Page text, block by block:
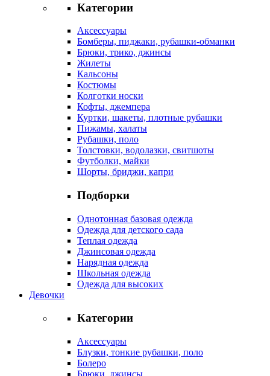
Категории
Аксессуары
Бомберы, пиджаки, рубашки-обманки
Брюки, трико, джинсы
Жилеты
Кальсоны
Костюмы
Колготки носки
Кофты, джемпера
Куртки, шакеты, плотные рубашки
Пижамы, халаты
Рубашки, поло
Толстовки, водолазки, свитшоты
Футболки, майки
Шорты, бриджи, капри
Подборки
Однотонная базовая одежда
Одежда для детского сада
Теплая одежда
Джинсовая одежда
Нарядная одежда
Школьная одежда
Одежда для высоких
Девочки
Категории
Аксессуары
Блузки, тонкие рубашки, поло
Болеро